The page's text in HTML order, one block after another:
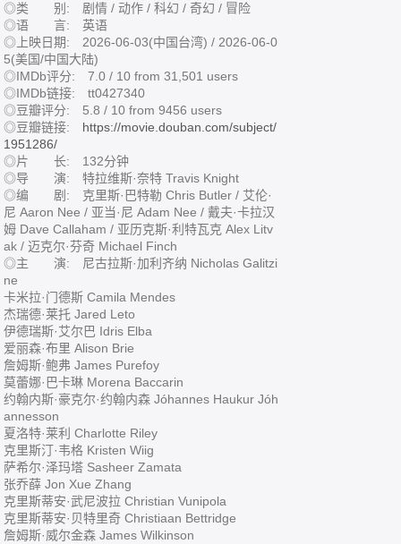
◎类 别: 剧情 / 动作 / 科幻 / 奇幻 / 冒险
◎语 言: 英语
◎上映日期: 2026-06-03(中国台湾) / 2026-06-0
5(美国/中国大陆)
◎IMDb评分: 7.0 / 10 from 31,501 users
◎IMDb链接: tt0427340
◎豆瓣评分: 5.8 / 10 from 9456 users
◎豆瓣链接: https://movie.douban.com/subject/
1951286/
◎片 长: 132分钟
◎导 演: 特拉维斯·奈特 Travis Knight
◎编 剧: 克里斯·巴特勒 Chris Butler / 艾伦·
尼 Aaron Nee / 亚当·尼 Adam Nee / 戴夫·卡拉汉
姆 Dave Callaham / 亚历克斯·利特瓦克 Alex Litv
ak / 迈克尔·芬奇 Michael Finch
◎主 演: 尼古拉斯·加利齐纳 Nicholas Galitzi
ne
卡米拉·门德斯 Camila Mendes
杰瑞德·莱托 Jared Leto
伊德瑞斯·艾尔巴 Idris Elba
爱丽森·布里 Alison Brie
詹姆斯·鲍弗 James Purefoy
莫蕾娜·巴卡琳 Morena Baccarin
约翰内斯·豪克尔·约翰内森 Jóhannes Haukur Jóh
annesson
夏洛特·莱利 Charlotte Riley
克里斯汀·韦格 Kristen Wiig
萨希尔·泽玛塔 Sasheer Zamata
张乔薛 Jon Xue Zhang
克里斯蒂安·武尼波拉 Christian Vunipola
克里斯蒂安·贝特里奇 Christiaan Bettridge
詹姆斯·威尔金森 James Wilkinson